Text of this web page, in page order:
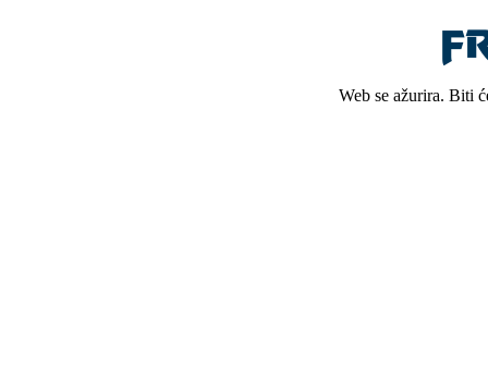
Web se ažurira. Biti